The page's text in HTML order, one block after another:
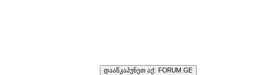
დააწკაპუნეთ აქ: FORUM.GE